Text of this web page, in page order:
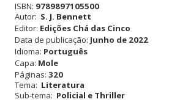
Buckingham
ISBN: 9789897105500
Autor: S. J. Bennett
Editor: Edições Chá das Cinco
Data de publicação: Junho de 2022
Idioma: Português
Capa: Mole
Páginas: 320
Tema: Literatura
Sub-tema: Policial e Thriller